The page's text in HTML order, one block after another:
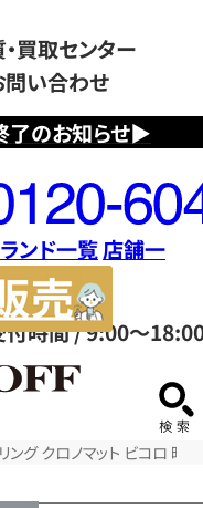
了のお知らせ▶
買取センター
問い合わせ
付時間 / 9:00～
ンド一覧店舗一
サ
ング クロノマット ビコロ